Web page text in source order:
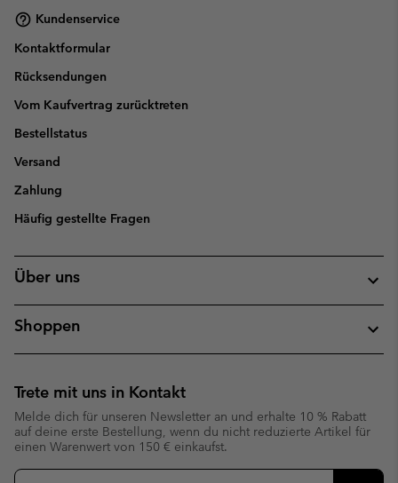
Kundenservice
Kontaktformular
Rücksendungen
Vom Kaufvertrag zurücktreten
Bestellstatus
Versand
Zahlung
Häufig gestellte Fragen
Über uns
Shoppen
Trete mit uns in Kontakt
Melde dich für unseren Newsletter an und erhalte 10 % Rabatt
auf deine erste Bestellung, wenn du nicht reduzierte Artikel für
einen Warenwert von 150 € einkaufst.
Newsletter-